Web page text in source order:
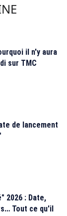
il n'y aura
sur TMC
de lancement
2026 : Date,
Tout ce qu'il